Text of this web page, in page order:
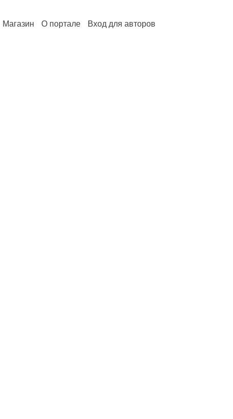
Магазин О портале Вход для авторов